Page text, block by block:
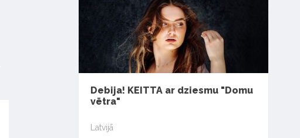
Debija! KEITTA ar dziesmu "Domu
vētra"
Latvijā